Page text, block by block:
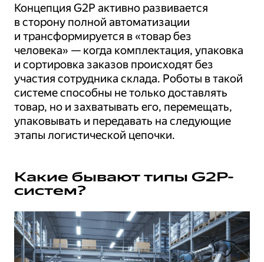
Концепция G2P активно развивается
в сторону полной автоматизации
и трансформируется в «товар без
человека» — когда комплектация, упаковка
и сортировка заказов происходят без
участия сотрудника склада. Роботы в такой
системе способны не только доставлять
товар, но и захватывать его, перемещать,
упаковывать и передавать на следующие
этапы логистической цепочки.
Какие бывают типы G2P-
систем?